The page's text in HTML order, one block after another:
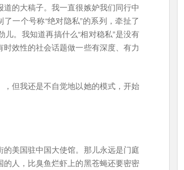
的大稿子。我一直很嫉妒我们同行中
一个号称“绝对隐私”的系列，牵扯了
。我知道再搞什么“相对稳私”是没有
效性的社会话题做一些有深度、有力
但我还是不自觉地以她的模式，开始
美国驻中国大使馆。那儿永远是门庭
人，比臭鱼烂虾上的黑苍蝇还要密密